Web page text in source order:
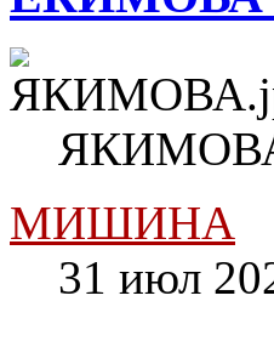
МИШИНА
31 июл